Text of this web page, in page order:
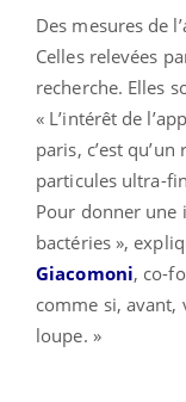
Des mesures de
Celles relevées
recherche. Elles
« L’intérêt de
paris, c’est
particules ultra-
Pour donner une
bactéries »,
Giacomoni, co-
comme si, avant,
loupe. »